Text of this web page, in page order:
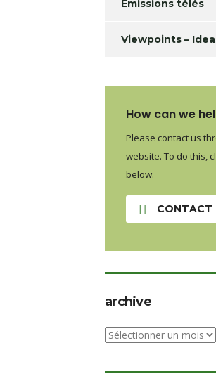
Emissions télés
Viewpoints –
How can we
Please contact us
website. To do this,
below.
CONTACT
archive
archive